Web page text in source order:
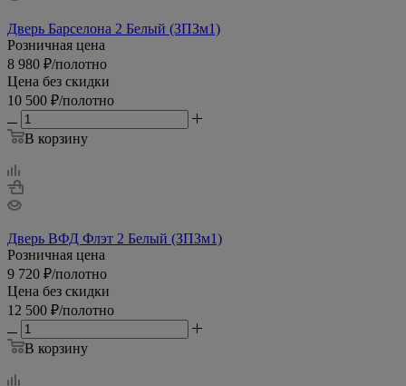
Дверь Барселона 2 Белый (ЗПЗм1)
Розничная цена
8 980 ₽/полотно
Цена без скидки
10 500 ₽/полотно
В корзину
Дверь ВФД Флэт 2 Белый (ЗПЗм1)
Розничная цена
9 720 ₽/полотно
Цена без скидки
12 500 ₽/полотно
В корзину